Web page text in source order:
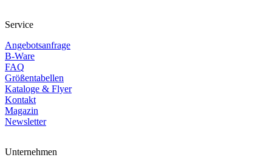
Service
Angebotsanfrage
B-Ware
FAQ
Größentabellen
Kataloge & Flyer
Kontakt
Magazin
Newsletter
Unternehmen